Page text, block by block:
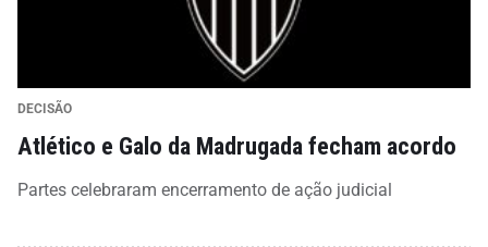
DECISÃO
Atlético e Galo da Madrugada fecham acordo
Partes celebraram encerramento de ação judicial